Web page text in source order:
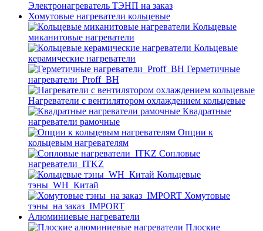
Электронагреватель ТЭНП на заказ
Хомутовые нагреватели кольцевые
Кольцевые
миканитовые нагреватели
Кольцевые
керамические нагреватели
Герметичные
нагреватели_Proff_BH
Нагреватели с вентилятором охлаждением кольцевые
Квадратные
нагреватели рамочные
Опции к
кольцевым нагревателям
Cопловые
нагреватели_ITKZ
Кольцевые
тэны_WH_Китай
Хомутовые
тэны_на заказ_IMPORT
Алюминиевые нагреватели
Плоские